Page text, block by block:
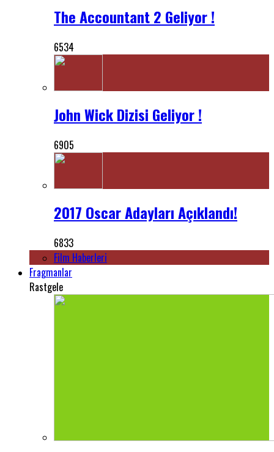
The Accountant 2 Geliyor !
6534
John Wick Dizisi Geliyor !
6905
2017 Oscar Adayları Açıklandı!
6833
Film Haberleri
Fragmanlar
Rastgele